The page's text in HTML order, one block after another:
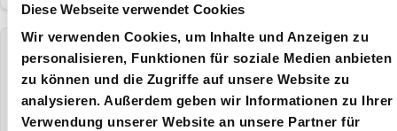
Diese Webseite verwendet Cookies
Wir verwenden Cookies, um Inhalte und Anzeigen zu
personalisieren, Funktionen für soziale Medien anbieten
zu können und die Zugriffe auf unsere Website zu
analysieren. Außerdem geben wir Informationen zu Ihrer
Verwendung unserer Website an unsere Partner für
253.5.005
80 Shore A